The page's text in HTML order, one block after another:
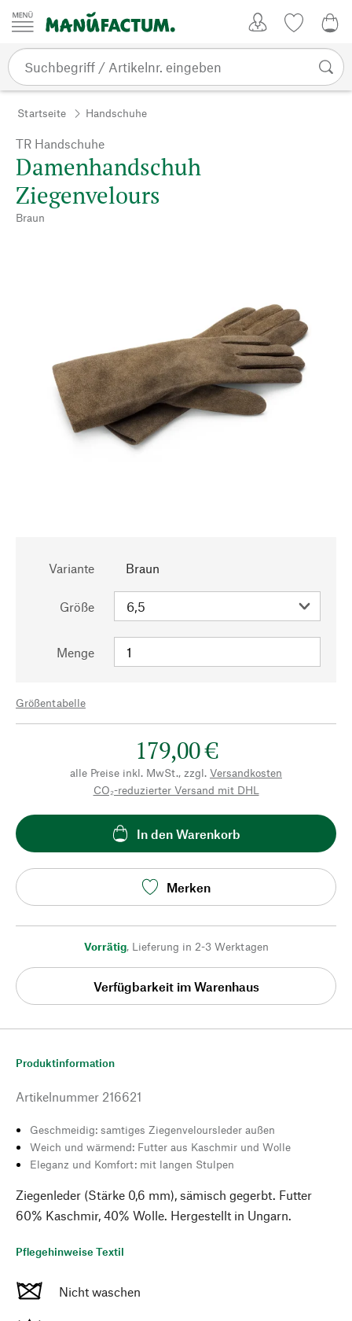
Zum Inhalt springen
Startseite Handschuhe
TR Handschuhe
Damenhandschuh
Ziegenvelours
Braun
Variante Braun
Größe
Menge
Größentabelle
179,00 €
alle Preise inkl. MwSt., zzgl. Versandkosten
CO₂-reduzierter Versand mit DHL
In den Warenkorb
Merken
Vorrätig, Lieferung in 2-3 Werktagen
Verfügbarkeit im Warenhaus
Produktinformation
Artikelnummer 216621
Geschmeidig: samtiges Ziegenveloursleder außen
Weich und wärmend: Futter aus Kaschmir und Wolle
Eleganz und Komfort: mit langen Stulpen
Ziegenleder (Stärke 0,6 mm), sämisch gegerbt. Futter
60% Kaschmir, 40% Wolle. Hergestellt in Ungarn.
Pflegehinweise Textil
Nicht waschen